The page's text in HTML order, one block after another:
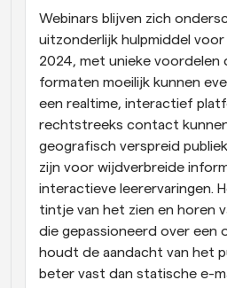
Supercharged planning
Workflow
Automatiseer planning en
Blijf op de hoogte van het
Instant Vergaderingen
Ontmoet cliënten binnen
Dynamische Groep Links
Boek naadloos
Webinars blijven zich
uitzonderlijk hulpmiddel
2024, met unieke voordelen
formaten moeilijk kunnen
een realtime, interactief
rechtstreeks contact
geografisch verspreid
zijn voor wijdverbreide
interactieve leerervaringen.
tintje van het zien en horen
die gepassioneerd over een
houdt de aandacht van het
beter vast dan statische e-